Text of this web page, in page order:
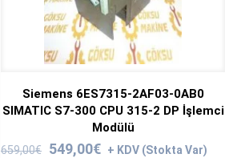
Siemens 6ES7315-2AF03-0AB0
SIMATIC S7-300 CPU 315-2 DP İşlemci
Modülü
659,00€ Orijinal
549,00€
Şu